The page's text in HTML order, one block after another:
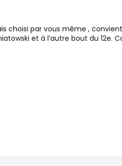
choisi par vous même ,
et à l’autre bout du 12e.